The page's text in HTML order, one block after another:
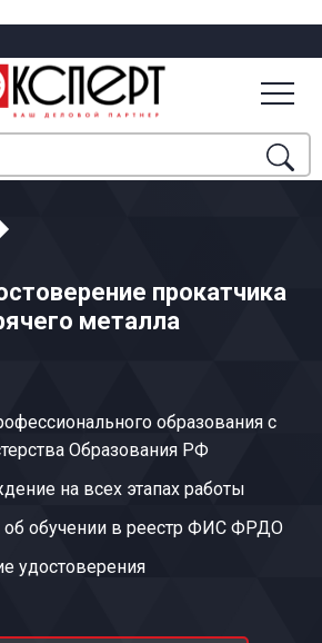
металлов
металла
прокатчика
металла
образования с
Образования РФ
на всех этапах работы
об обучении в реестр ФИС ФРДО
удостоверения